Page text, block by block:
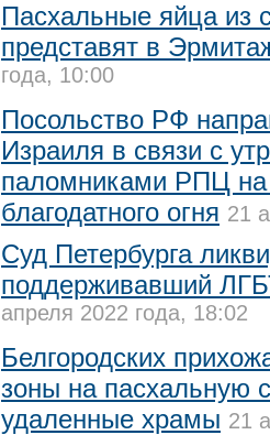
Пасхальные яйца из
представят в
года, 10:00
Посольство РФ
Израиля в связи с
паломниками РПЦ на
благодатного огня 21
Суд Петербурга
поддерживавший
апреля 2022 года, 18:02
Белгородских
зоны на пасхальную
удаленные храмы 21